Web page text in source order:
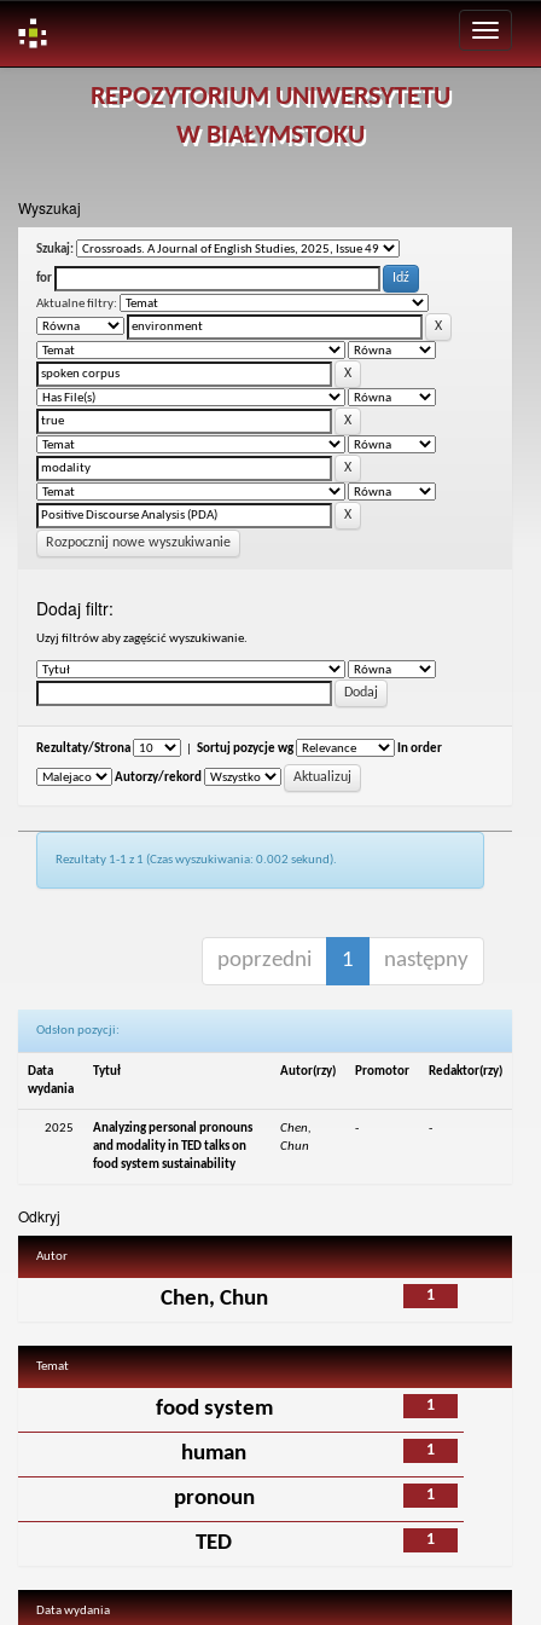
REPOZYTORIUM UNIWERSYTETU
W BIAŁYMSTOKU
Wyszukaj
Szukaj:
for
Aktualne filtry:
Rozpocznij nowe wyszukiwanie
Dodaj filtr:
Uzyj filtrów aby zagęścić wyszukiwanie.
Rezultaty/Strona Sortuj pozycje wg In order
Autorzy/rekord
Rezultaty 1-1 z 1 (Czas wyszukiwania: 0.002 sekund).
poprzedni 1 następny
Odsłon pozycji:
Data
wydania
Tytuł Autor(rzy) Promotor Redaktor(rzy)
2025
Analyzing personal pronouns
and modality in TED talks on
food system sustainability
Chen,
Chun
- -
Odkryj
Autor
1
Chen, Chun
Temat
1
food system
1
human
1
pronoun
1
TED
Data wydania